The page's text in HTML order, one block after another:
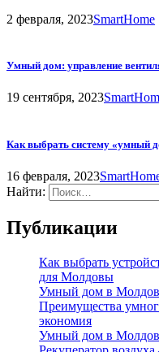
2 февраля, 2023SmartHome
Умный дом: управление
19 сентября, 2023
Как выбрать систему «умный
16 февраля, 2023
Найти:
Публикации
Как выбрать
для Молдовы
Умный дом в
Преимущества
экономия
Умный дом в